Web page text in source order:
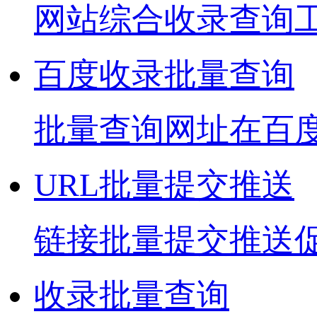
网站综合收录查询
百度收录批量查询
批量查询网址在百
URL批量提交推送
链接批量提交推送
收录批量查询